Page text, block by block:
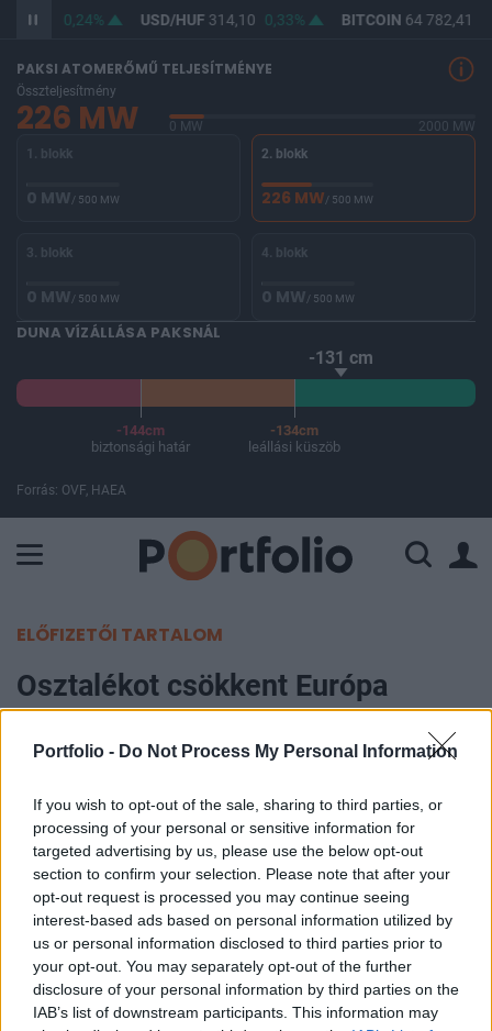
Portfolio - Do Not Process My Personal Information
If you wish to opt-out of the sale, sharing to third parties, or
processing of your personal or sensitive information for
targeted advertising by us, please use the below opt-out
section to confirm your selection. Please note that after your
opt-out request is processed you may continue seeing
interest-based ads based on personal information utilized by
us or personal information disclosed to third parties prior to
your opt-out. You may separately opt-out of the further
disclosure of your personal information by third parties on the
IAB’s list of downstream participants. This information may
362,61 0,24% USD/HUF314,10 0,33% BITCOIN64 782,41
PAKSI ATOMERŐMŰ TELJESÍTMÉNYE
Összteljesítmény
226 MW 0 MW
2000 MW
1. blokk
0 MW/ 500 MW
2. blokk
226 MW/ 500 MW
3. blokk
0 MW/ 500 MW
4. blokk
0 MW/ 500 MW
DUNA VÍZÁLLÁSA PAKSNÁL
-131 cm
-144cm
biztonsági határ
-134cm
leállási küszöb
Forrás: OVF, HAEA
ELŐFIZETŐI TARTALOM
Osztalékot csökkent Európa
legnagyobb áramtermelője
2016. február 16. 08:57
A várakozásokkal közel megegyező árbevételről
és EBITDA-ról számolt be Európa legnagyobb
villamosenergia-termelője, az EDF. Bár a
menedzsment a piaci szereplők által várt közel
megegyező EBITDA-ra számít idén, a
menedzsment a korábbi éveknél alacsonyabb